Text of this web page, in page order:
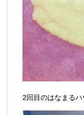
2回目のはなまるハ